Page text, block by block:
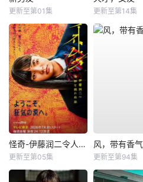
更新至第01集 更新至第14集
怪奇-伊藤润二令人彻夜难眠的奇异故事－
更新至第05集
风，带有香气
更新至第94集